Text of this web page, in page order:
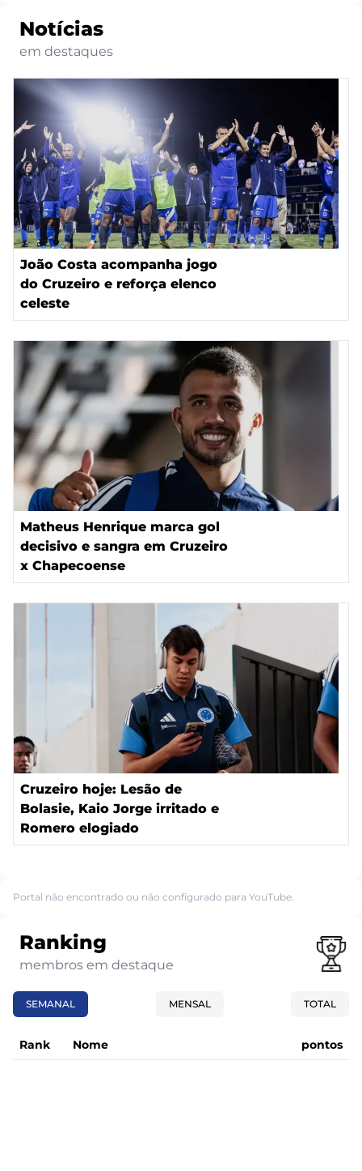
Notícias
em destaques
João Costa acompanha jogo
do Cruzeiro e reforça elenco
celeste
Matheus Henrique marca gol
decisivo e sangra em Cruzeiro
x Chapecoense
Cruzeiro hoje: Lesão de
Bolasie, Kaio Jorge irritado e
Romero elogiado
Portal não encontrado ou não configurado para YouTube.
Ranking
membros em destaque
SEMANAL MENSAL TOTAL
Rank Nome pontos